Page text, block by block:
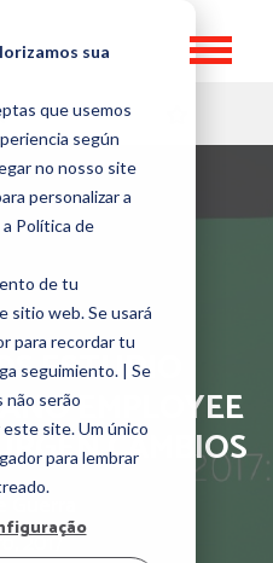
sua
que usemos
según
no nosso site
personalizar a
Política de
de tu
sitio web. Se usará
para recordar tu
seguimiento. | Se
não serão
site. Um único
para lembrar
ESTUDIO
EMPLOYEE
CAMBIOS
2017